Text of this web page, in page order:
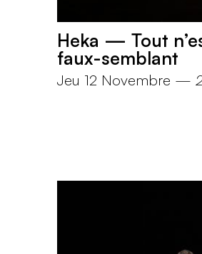
Heka — Tout
faux-semblant
Jeu 12 Novembre —